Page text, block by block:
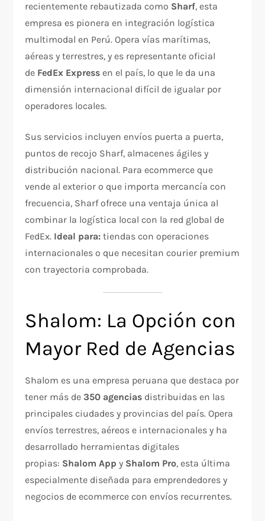
recientemente rebautizada como Sharf, esta
empresa es pionera en integración logística
multimodal en Perú. Opera vías marítimas,
aéreas y terrestres, y es representante oficial
de FedEx Express en el país, lo que le da una
dimensión internacional difícil de igualar por
operadores locales.
Sus servicios incluyen envíos puerta a puerta,
puntos de recojo Sharf, almacenes ágiles y
distribución nacional. Para ecommerce que
vende al exterior o que importa mercancía con
frecuencia, Sharf ofrece una ventaja única al
combinar la logística local con la red global de
FedEx. Ideal para: tiendas con operaciones
internacionales o que necesitan courier premium
con trayectoria comprobada.
Shalom: La Opción con
Mayor Red de Agencias
Shalom es una empresa peruana que destaca por
tener más de350 agencias distribuidas en las
principales ciudades y provincias del país. Opera
envíos terrestres, aéreos e internacionales y ha
desarrollado herramientas digitales
propias: Shalom App y Shalom Pro, esta última
especialmente diseñada para emprendedores y
negocios de ecommerce con envíos recurrentes.